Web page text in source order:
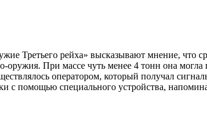
Третьего рейха» высказывают мнение, что
оружия. При массе чуть менее 4 тонн она
оператором, который получал
с помощью специального устройства,